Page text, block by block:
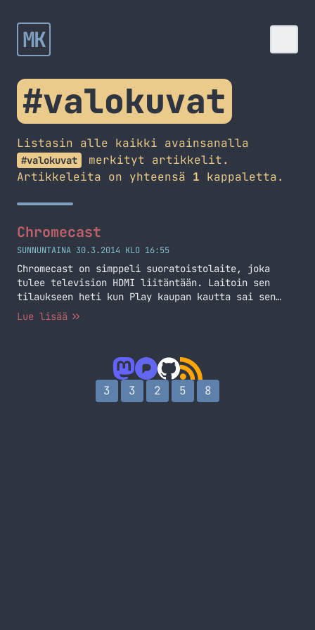
MK
#valokuvat
Listasin alle kaikki avainsanalla
#valokuvat
merkityt artikkelit.
Artikkeleita on yhteensä 1 kappaletta.
Chromecast
SUNNUNTAINA 30.3.2014 KLO 16:55
Chromecast on simppeli suoratoistolaite, joka
tulee television HDMI liitäntään. Laitoin sen
tilaukseen heti kun Play kaupan kautta sai sen
Suomeen tilattua.
Lue lisää
3 3 2 5 8